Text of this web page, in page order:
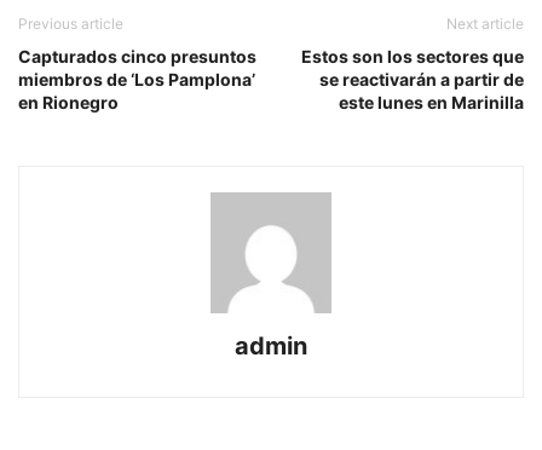
Previous article
Capturados cinco presuntos
miembros de ‘Los Pamplona’
en Rionegro
Next article
Estos son los sectores que
se reactivarán a partir de
este lunes en Marinilla
admin